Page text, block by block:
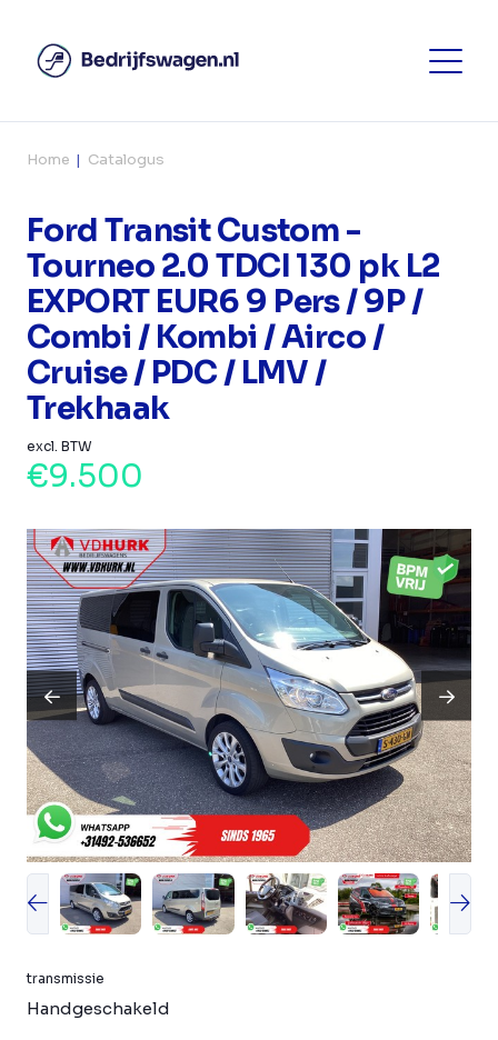
Home Catalogus
Ford Transit Custom -
Tourneo 2.0 TDCI 130 pk L2
EXPORT EUR6 9 Pers / 9P /
Combi / Kombi / Airco /
Cruise / PDC / LMV /
Trekhaak
excl. BTW
€9.500
transmissie
Handgeschakeld